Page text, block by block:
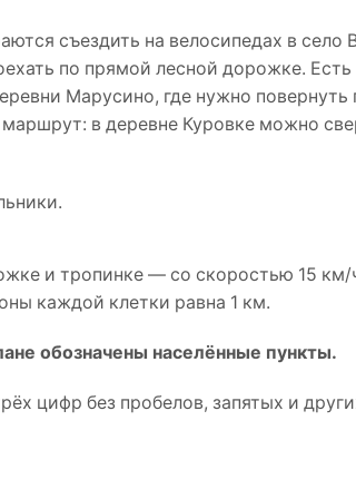
съездить на велосипедах в село
по прямой лесной дорожке. Есть
Марусино, где нужно
в деревне Куровке можно
и тропинке — со скоростью 15 км/
каждой клетки равна 1 км.
обозначены населённые пункты.
цифр без пробелов, запятых и